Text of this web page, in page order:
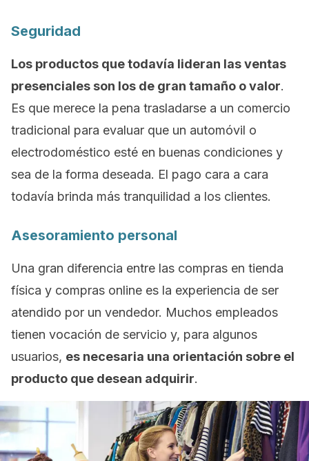
Seguridad
Los productos que todavía lideran las ventas
presenciales son los de gran tamaño o valor.
Es que merece la pena trasladarse a un comercio
tradicional para evaluar que un automóvil o
electrodoméstico esté en buenas condiciones y
sea de la forma deseada. El pago cara a cara
todavía brinda más tranquilidad a los clientes.
Asesoramiento personal
Una gran diferencia entre las compras en tienda
física y compras online es la experiencia de ser
atendido por un vendedor. Muchos empleados
tienen vocación de servicio y, para algunos
usuarios, es necesaria una orientación sobre el
producto que desean adquirir.